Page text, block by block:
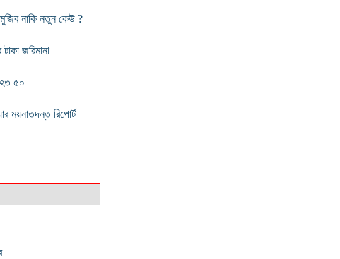
নাকি নতুন কেউ ?
জরিমানা
৫০
ময়নাতদন্ত রিপোর্ট